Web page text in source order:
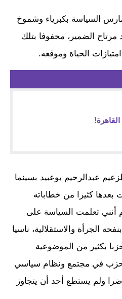
السياسة بكبرياء وشموخ
الضمير، محفوفا بتلك
امتيازات الحياة وموقعه.
عبدالرحيم بوعبيد بسينما
بعدها كثيرا من خطاباته
أنني تعلمت السياسة على
الجرأة والاستقلالية، ناسيا
بكثير من الموضوعية
في مجتمع ونظام سياسي
ولم يستطع أحد أن يتجاوز